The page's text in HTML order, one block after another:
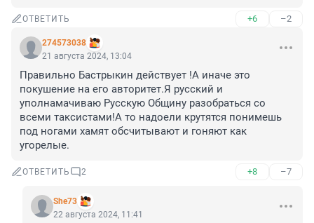
ОТВЕТИТЬ +6 –2
274573038
21 августа 2024, 13:04
Правильно Бастрыкин действует !А иначе это
покушение на его авторитет.Я русский и
уполнамачиваю Русскую Общину разобраться со
всеми таксистами!А то надоели крутятся понимешь
под ногами хамят обсчитывают и гоняют как
угорелые.
ОТВЕТИТЬ 2 +8 –7
She73
22 августа 2024, 11:41